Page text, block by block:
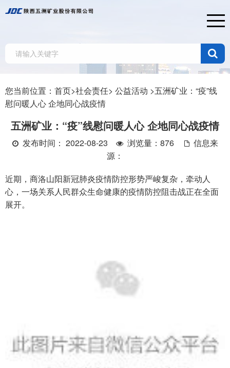
您当前位置： 首页>社会责任> 公益活动 >五洲矿业：“疫”线
慰问暖人心 企地同心战疫情
五洲矿业：“疫”线慰问暖人心 企地同心战疫情
发布时间： 2022-08-23 浏览量：876
信息来
源：
近期，商洛山阳新冠肺炎疫情防控形势严峻复杂，牵动人
心，一场关系人民群众生命健康的疫情防控阻击战正在全面
展开。